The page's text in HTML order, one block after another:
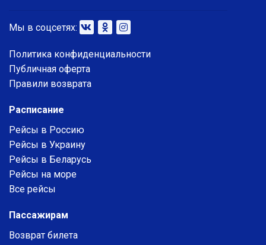
Мы в соцсетях:
Политика конфиденциальности
Публичная оферта
Правили возврата
Расписание
Рейсы в Россию
Рейсы в Украину
Рейсы в Беларусь
Рейсы на море
Все рейсы
Пассажирам
Возврат билета